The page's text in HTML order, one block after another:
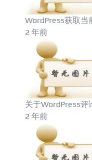
WordPress获取
2 年前
关于WordPress评
2 年前